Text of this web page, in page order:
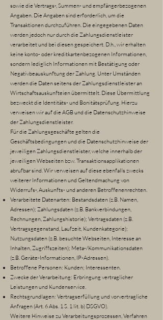
sowie die Vertrags-, Summen- und empfängerbezogenen
Angaben. Die Angaben sind erforderlich, um die
Transaktionen durchzuführen. Die eingegebenen Daten
werden jedoch nur durch die Zahlungsdienstleister
verarbeitet und bei diesen gespeichert. D.h., wir erhalten
keine konto- oder kreditkartenbezogenen Informationen,
sondern lediglich Informationen mit Bestätigung oder
Negativbeauskunftung der Zahlung. Unter Umständen
werden die Daten seitens der Zahlungsdienstleister an
Wirtschaftsauskunfteien übermittelt. Diese Übermittlung
bezweckt die Identitäts- und Bonitätsprüfung. Hierzu
verweisen wir auf die AGB und die Datenschutzhinweise
der Zahlungsdienstleister.
Für die Zahlungsgeschäfte gelten die
Geschäftsbedingungen und die Datenschutzhinweise der
jeweiligen Zahlungsdienstleister, welche innerhalb der
jeweiligen Webseiten bzw. Transaktionsapplikationen
abrufbar sind. Wir verweisen auf diese ebenfalls zwecks
weiterer Informationen und Geltendmachung von
Widerrufs-, Auskunfts- und anderen Betroffenenrechten.
Verarbeitete Datenarten: Bestandsdaten (z.B. Namen,
Adressen); Zahlungsdaten (z.B. Bankverbindungen,
Rechnungen, Zahlungshistorie); Vertragsdaten (z.B.
Vertragsgegenstand, Laufzeit, Kundenkategorie);
Nutzungsdaten (z.B. besuchte Webseiten, Interesse an
Inhalten, Zugriffszeiten); Meta-/Kommunikationsdaten
(z.B. Geräte-Informationen, IP-Adressen).
Betroffene Personen: Kunden; Interessenten.
Zwecke der Verarbeitung: Erbringung vertraglicher
Leistungen und Kundenservice.
Rechtsgrundlagen: Vertragserfüllung und vorvertragliche
Anfragen (Art. 6 Abs. 1 S. 1 lit. b) DSGVO).
Weitere Hinweise zu Verarbeitungsprozessen, Verfahren